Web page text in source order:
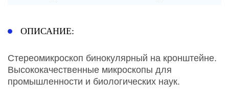
ОПИСАНИЕ:
Стереомикроскоп бинокулярный на кронштейне.
Высококачественные микроскопы для
промышленности и биологических наук.